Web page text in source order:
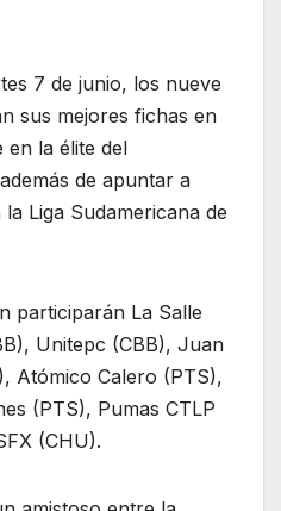
7 de junio, los nueve
sus mejores fichas en
en la élite del
de apuntar a
Liga Sudamericana de
participarán La Salle
Unitepc (CBB), Juan
Atómico Calero (PTS),
(PTS), Pumas CTLP
(CHU).